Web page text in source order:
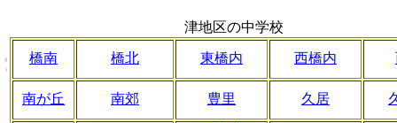
津地区の中学校
橋南 橋北 東橋内 西橋内
南が丘 南郊 豊里 久居